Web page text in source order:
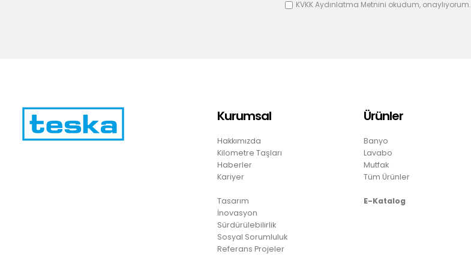
KVKK Aydınlatma Metnini okudum, onaylıyorum.
Kurumsal
Hakkımızda
Kilometre Taşları
Haberler
Kariyer
Tasarım
İnovasyon
Sürdürülebilirlik
Sosyal Sorumluluk
Referans Projeler
Ürünler
Banyo
Lavabo
Mutfak
Tüm Ürünler
E-Katalog